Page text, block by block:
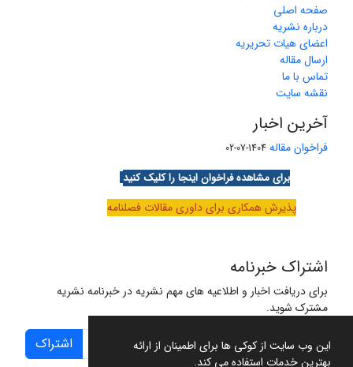
این وب سایت از کوکی ها برای اطمینان از ارائه
بهترین خدمات استفاده می کند.
صفحه اصلی
درباره نشریه
اعضای هیات تحریریه
ارسال مقاله
تماس با ما
نقشه سایت
آخرین اخبار
فراخوان مقاله 1404-07-02
برای مشاهده فراخوان اینجا را کلیک کنید
پذیرش همکاری برای داوری مقالات فصلنامه
اشتراک خبرنامه
برای دریافت اخبار و اطلاعیه های مهم نشریه در خبرنامه نشریه
مشترک شوید.
اشتراک